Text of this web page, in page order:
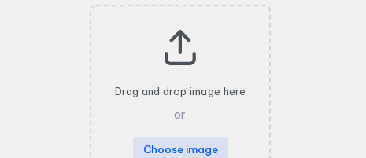
Drag and drop image here
or
Choose image